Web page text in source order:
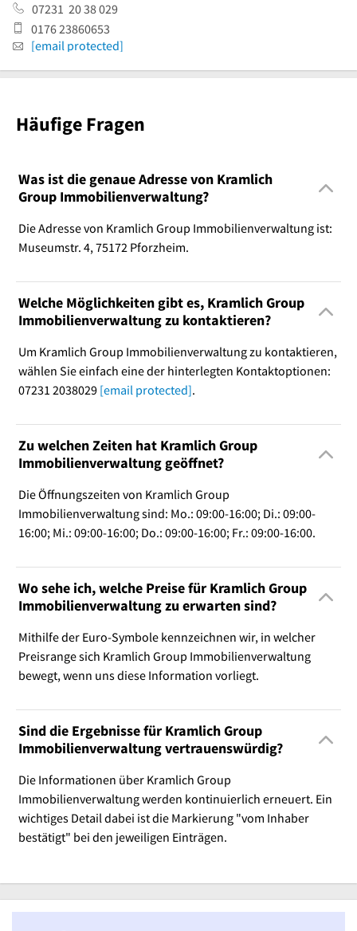
07231 20 38 029
0176 23860653
[email protected]
Häufige Fragen
Was ist die genaue Adresse von Kramlich
Group Immobilienverwaltung?
Die Adresse von Kramlich Group Immobilienverwaltung ist:
Museumstr. 4, 75172 Pforzheim.
Welche Möglichkeiten gibt es, Kramlich Group
Immobilienverwaltung zu kontaktieren?
Um Kramlich Group Immobilienverwaltung zu kontaktieren,
wählen Sie einfach eine der hinterlegten Kontaktoptionen:
07231 2038029 [email protected].
Zu welchen Zeiten hat Kramlich Group
Immobilienverwaltung geöffnet?
Die Öffnungszeiten von Kramlich Group
Immobilienverwaltung sind: Mo.: 09:00-16:00; Di.: 09:00-
16:00; Mi.: 09:00-16:00; Do.: 09:00-16:00; Fr.: 09:00-16:00.
Wo sehe ich, welche Preise für Kramlich Group
Immobilienverwaltung zu erwarten sind?
Mithilfe der Euro-Symbole kennzeichnen wir, in welcher
Preisrange sich Kramlich Group Immobilienverwaltung
bewegt, wenn uns diese Information vorliegt.
Sind die Ergebnisse für Kramlich Group
Immobilienverwaltung vertrauenswürdig?
Die Informationen über Kramlich Group
Immobilienverwaltung werden kontinuierlich erneuert. Ein
wichtiges Detail dabei ist die Markierung "vom Inhaber
bestätigt" bei den jeweiligen Einträgen.